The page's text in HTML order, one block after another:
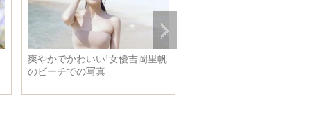
爽やかでかわいい!女優吉岡里帆
のビーチでの写真